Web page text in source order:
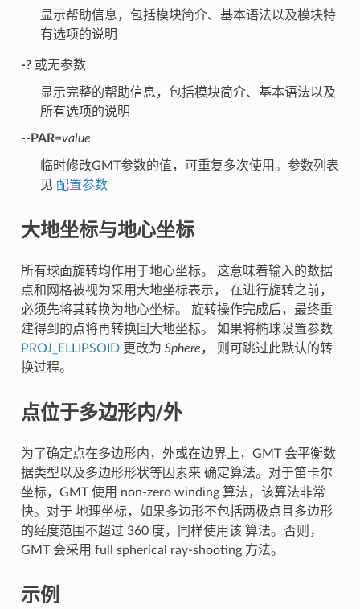
显示帮助信息，包括模块简介、基本语法以及模块特
有选项的说明
-?或无参数
显示完整的帮助信息，包括模块简介、基本语法以及
所有选项的说明
--PAR=value
临时修改GMT参数的值，可重复多次使用。参数列表
见 配置参数
大地坐标与地心坐标
所有球面旋转均作用于地心坐标。 这意味着输入的数据
点和网格被视为采用大地坐标表示， 在进行旋转之前，
必须先将其转换为地心坐标。 旋转操作完成后，最终重
建得到的点将再转换回大地坐标。 如果将椭球设置参数
PROJ_ELLIPSOID更改为 Sphere， 则可跳过此默认的转
换过程。
点位于多边形内/外
为了确定点在多边形内，外或在边界上，GMT 会平衡数
据类型以及多边形形状等因素来 确定算法。对于笛卡尔
坐标，GMT 使用 non-zero winding 算法，该算法非常
快。对于 地理坐标，如果多边形不包括两极点且多边形
的经度范围不超过 360 度，同样使用该 算法。否则，
GMT 会采用 full spherical ray-shooting 方法。
示例